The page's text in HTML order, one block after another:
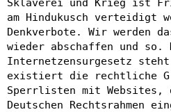
Sklaverei und Krieg ist
am Hindukusch verteidigt
Denkverbote. Wir werden
wieder abschaffen und so.
Internetzensurgesetz
existiert die rechtliche
Sperrlisten mit Websites,
Deutschen Rechtsrahmen